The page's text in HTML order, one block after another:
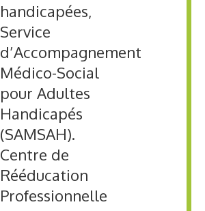
handicapées,
Service
d’Accompagnement
Médico-Social
pour Adultes
Handicapés
(SAMSAH).
Centre de
Rééducation
Professionnelle